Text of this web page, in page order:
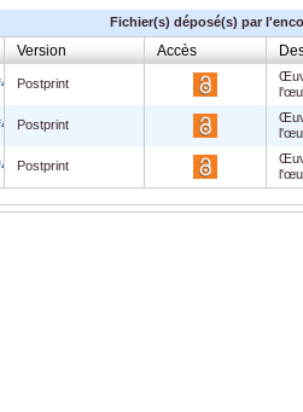
Fichier(s) déposé(s) par
Version Accès
Postprint
Postprint
Postprint